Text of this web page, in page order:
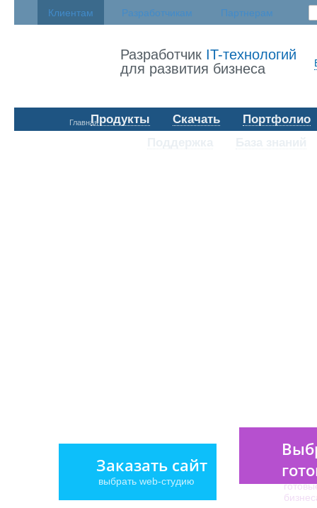
Клиентам Разработчикам Партнерам
Разработчик IT-технологий
для развития бизнеса
ГлавнаяПродукты Скачать
Портфолио
Готовые сайты
Заказать сайт
выбрать web-студию